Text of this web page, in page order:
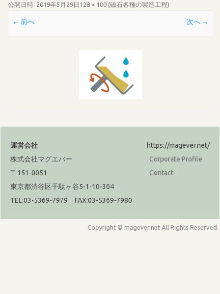
公開日時: 2019年5月29日 128 × 100 (磁石各種の製造工程)
← 前へ 次へ →
運営会社
株式会社マグエバー
〒151-0051
東京都渋谷区千駄ヶ谷5-1-10-304
TEL:03-5369-7979 FAX:03-5369-7980
https://magever.net/
Corporate Profile
Contact
Copyright © magever.net All Rights Reserved.